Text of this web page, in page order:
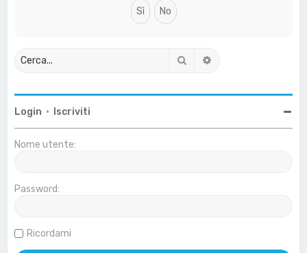
Cerca
Login • Iscriviti
Nome utente:
Password:
Ricordami